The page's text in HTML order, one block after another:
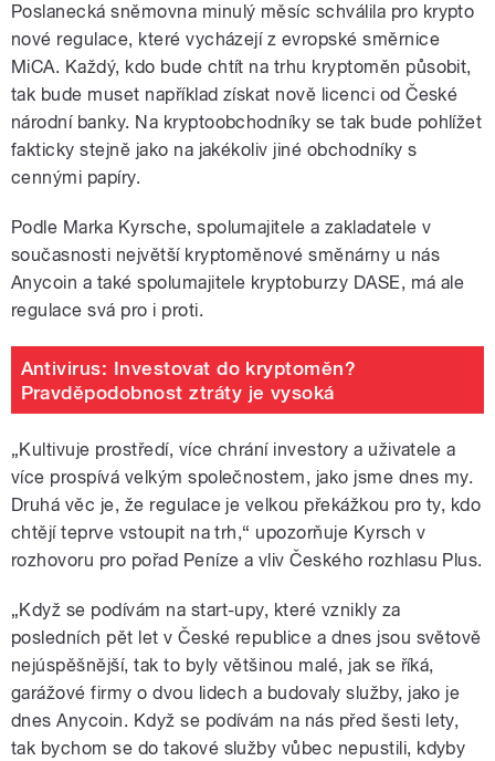
Poslanecká sněmovna minulý měsíc schválila pro krypto
nové regulace, které vycházejí z evropské směrnice
MiCA. Každý, kdo bude chtít na trhu kryptoměn působit,
tak bude muset například získat nově licenci od České
národní banky. Na kryptoobchodníky se tak bude pohlížet
fakticky stejně jako na jakékoliv jiné obchodníky s
cennými papíry.
Podle Marka Kyrsche, spolumajitele a zakladatele v
současnosti největší kryptoměnové směnárny u nás
Anycoin a také spolumajitele kryptoburzy DASE, má ale
regulace svá pro i proti.
Antivirus: Investovat do kryptoměn?
Pravděpodobnost ztráty je vysoká
„Kultivuje prostředí, více chrání investory a uživatele a
více prospívá velkým společnostem, jako jsme dnes my.
Druhá věc je, že regulace je velkou překážkou pro ty, kdo
chtějí teprve vstoupit na trh,“ upozorňuje Kyrsch v
rozhovoru pro pořad Peníze a vliv Českého rozhlasu Plus.
„Když se podívám na start-upy, které vznikly za
posledních pět let v České republice a dnes jsou světově
nejúspěšnější, tak to byly většinou malé, jak se říká,
garážové firmy o dvou lidech a budovaly služby, jako je
dnes Anycoin. Když se podívám na nás před šesti lety,
tak bychom se do takové služby vůbec nepustili, kdyby